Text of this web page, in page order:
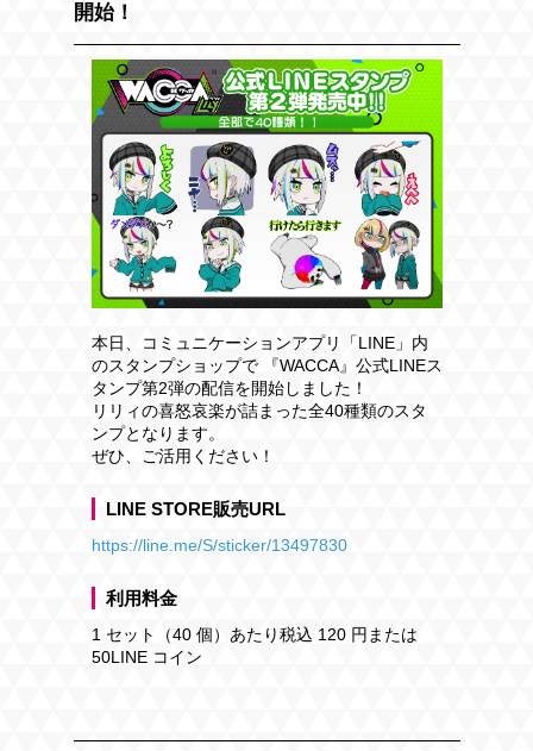
開始！
本日、コミュニケーションアプリ「LINE」内
のスタンプショップで 『WACCA』公式LINEス
タンプ第2弾の配信を開始しました！
リリィの喜怒哀楽が詰まった全40種類のスタ
ンプとなります。
ぜひ、ご活用ください！
LINE STORE販売URL
https://line.me/S/sticker/13497830
利用料金
1 セット（40 個）あたり税込 120 円または
50LINE コイン